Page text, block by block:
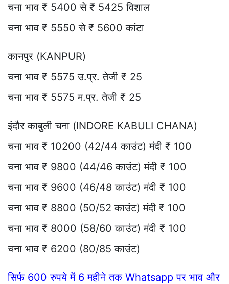
चना भाव ₹ 5400 से ₹ 5425 विशाल
चना भाव ₹ 5550 से ₹ 5600 कांटा
कानपुर (KANPUR)
चना भाव ₹ 5575 उ.प्र. तेजी ₹ 25
चना भाव ₹ 5575 म.प्र. तेजी ₹ 25
इंदौर काबुली चना (INDORE KABULI CHANA)
चना भाव ₹ 10200 (42/44 काउंट) मंदी ₹ 100
चना भाव ₹ 9800 (44/46 काउंट) मंदी ₹ 100
चना भाव ₹ 9600 (46/48 काउंट) मंदी ₹ 100
चना भाव ₹ 8800 (50/52 काउंट) मंदी ₹ 100
चना भाव ₹ 8000 (58/60 काउंट) मंदी ₹ 100
चना भाव ₹ 6200 (80/85 काउंट)
सिर्फ 600 रुपये में 6 महीने तक Whatsapp पर भाव और